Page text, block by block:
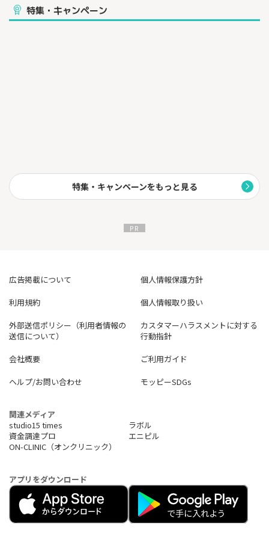
②業界最大手クリニックの医師が診察
全国に100院以上を有する「湘南美容クリニック」と提携。豊富
特集・キャンペーン
特集・キャンペーンをもっと見る
広告掲載について
個人情報保護方針
利用規約
個人情報取り扱い
外部送信ポリシー（利用者情報の
送信について）
カスタマーハラスメントに対する
行動指針
会社概要
ご利用ガイド
ヘルプ/お問い合わせ
モッピーSDGs
関連メディア
studio15 times
ラボル
資金調達プロ
エニピル
ON-CLINIC（オンクリニック）
アプリをダウンロード